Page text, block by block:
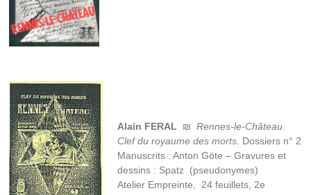
Alain FERAL ₪Rennes-le-Château.
Clef du royaume des morts . Dossiers n° 2
Manuscrits : Anton Göte – Gravures et
dessins : Spatz (pseudonymes)
Atelier Empreinte, 24 feuillets, 2e